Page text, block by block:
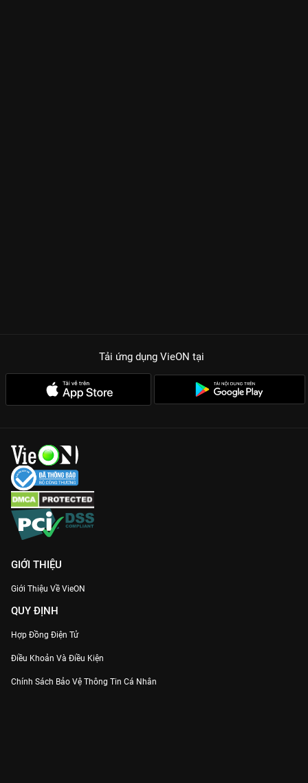
Tải ứng dụng VieON tại
GIỚI THIỆU
Giới Thiệu Về VieON
QUY ĐỊNH
Hợp Đồng Điện Tử
Điều Khoản Và Điều Kiện
Chính Sách Bảo Vệ Thông Tin Cá Nhân